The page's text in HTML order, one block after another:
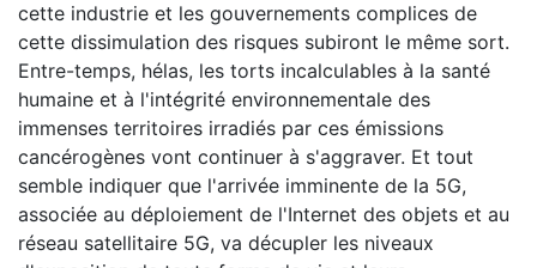
cette industrie et les gouvernements complices de
cette dissimulation des risques subiront le même sort.
Entre-temps, hélas, les torts incalculables à la santé
humaine et à l'intégrité environnementale des
immenses territoires irradiés par ces émissions
cancérogènes vont continuer à s'aggraver. Et tout
semble indiquer que l'arrivée imminente de la 5G,
associée au déploiement de l'Internet des objets et au
réseau satellitaire 5G, va décupler les niveaux